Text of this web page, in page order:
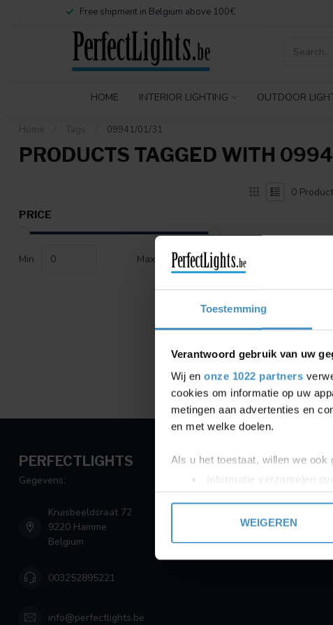
Toestemming
Verantwoord gebruik van uw
Wij en onze 1022 partners
cookies om informatie op uw
metingen aan advertenties en
en met welke doelen.
Als u het toestaat, willen we ook
Informatie verzamelen
Uw apparaat
toestemming op elk moment
We gebruiken cookies om
websiteverkeer te analyseren.
verstrekt of die ze hebben
WEIGEREN
Free shipment in Belgium above 100€
HOME INTERIOR LIGHTING OUTDOOR
Home Tags 09941/01/31
PRODUCTS TAGGED WITH
PRICE
Min Max
0
PERFECTLIGHTS
Gegevens:
Kruisbeeldsraat 72
9220 Hamme
Belgium
003252895221
info@perfectlights.be